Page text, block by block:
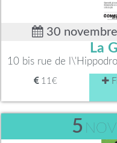
30
La
10 bis rue de
11€
5